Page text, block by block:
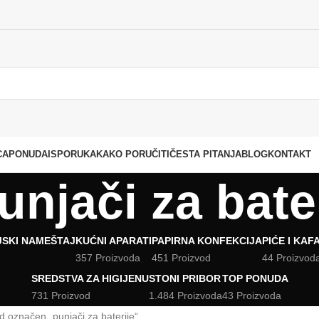
PONUDA ISPORUKAKAKO PORUČITI ČESTA PITANJABLOGKONTAKT
za
NAMEŠTAJKUĆNI APARATI
357 Proizvoda
PAPIRNA KONFEKCIJA
451 Proizvod
PIĆE I
44
SREDSTVA ZA HIGIJENU
731 Proizvod
STONI PRIBOR
1.484 Proizvoda
TOP PONUDA
43 Proizvoda
označen „punjači za baterije“